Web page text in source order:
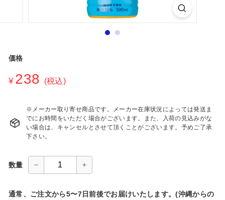
価格
常
¥ 238 ¥238
(税込)
※メーカー取り寄せ商品です。メーカー在庫状況によっては発送ま
でにお時間をいただく場合がございます。また、入荷の見込みがな
い場合は、キャンセルとさせて頂くことがございます。予めご了承
下さい。
数量
通常、ご注文から5〜7日前後でお届けいたします。(沖縄からの